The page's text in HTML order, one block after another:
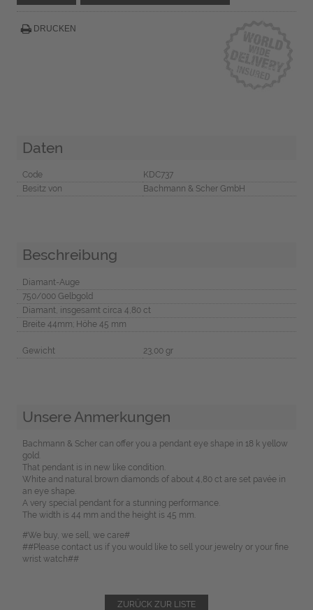
DRUCKEN
Daten
Code
KDC737
Besitz von
Bachmann & Scher GmbH
Beschreibung
Diamant-Auge
750/000 Gelbgold
Diamant, insgesamt circa 4,80 ct
Breite 44mm; Höhe 45 mm
Gewicht 23,00 gr
Unsere Anmerkungen
Bachmann & Scher can offer you a pendant eye shape in 18 k yellow
gold.
That pendant is in new like condition.
White and natural brown diamonds of about 4,80 ct are set pavée in
an eye shape.
A very special pendant for a stunning performance.
The width is 44 mm and the height is 45 mm.
#We buy, we sell, we care#
##Please contact us if you would like to sell your jewelry or your fine
wrist watch##
ZURÜCK ZUR LISTE